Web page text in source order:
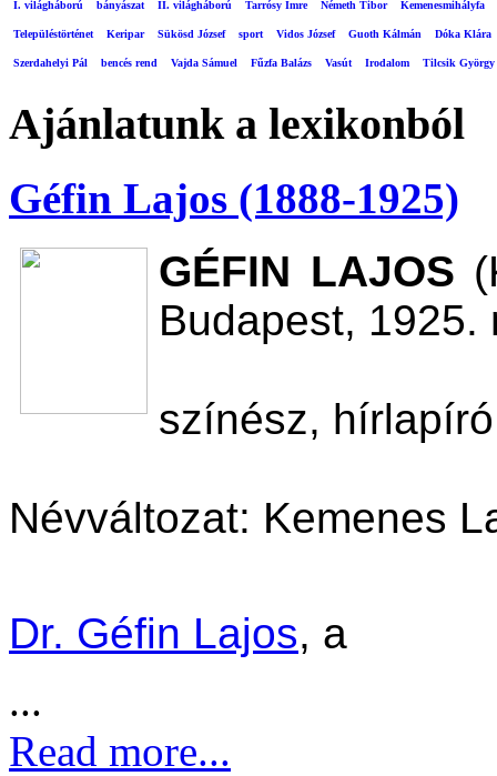
I. világháború bányászat II. világháború Tarrósy Imre Németh Tibor Kemenesmihályfa
Településtörténet Keripar Sükösd József sport Vidos József Guoth Kálmán Dóka Klára
Szerdahelyi Pál bencés rend Vajda Sámuel Fűzfa Balázs Vasút Irodalom Tilcsik György
Ajánlatunk a lexikonból
Géfin Lajos (1888-1925)
GÉFIN LAJOS
Budapest, 1925.
színész,
Névváltozat: Kemenes
Dr. Géfin Lajos, a
...
Read more...